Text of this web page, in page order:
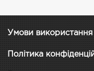
Умови використання
Політика